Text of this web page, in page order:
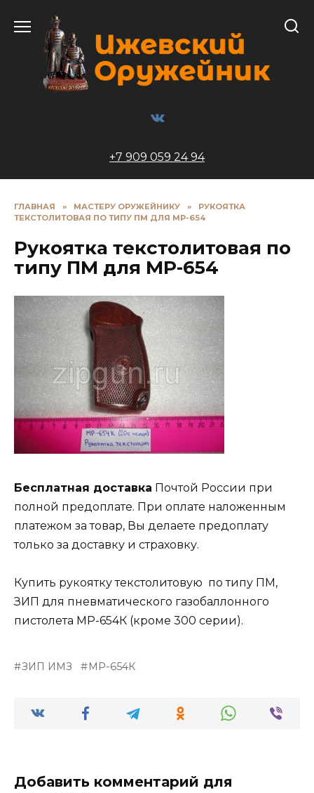
содержанию
+7 909 059 24 94
ГЛАВНАЯ » МАСТЕРУ ОРУЖЕЙНИКУ »
РУКОЯТКА
ТЕКСТОЛИТОВАЯ ПО ТИПУ ПМ ДЛЯ МР-654
Рукоятка текстолитовая по
типу ПМ для МР-654
Бесплатная доставка Почтой России при
полной предоплате. При оплате наложенным
платежом за товар, Вы делаете предоплату
только за доставку и страховку.
Купить рукоятку текстолитовую по типу ПМ,
ЗИП для пневматического газобаллонного
пистолета МР-654К (кроме 300 серии).
ЗИП ИМЗ МР-654К
Добавить комментарий для